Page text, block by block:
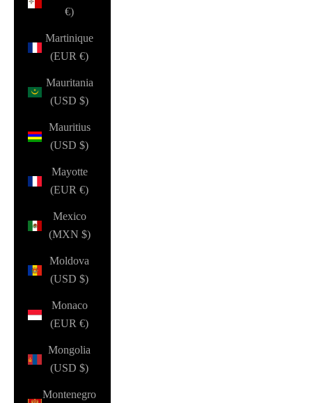
€)
Martinique
(EUR €)
Mauritania
(USD $)
Mauritius
(USD $)
Mayotte
(EUR €)
Mexico
(MXN $)
Moldova
(USD $)
Monaco
(EUR €)
Mongolia
(USD $)
Montenegro